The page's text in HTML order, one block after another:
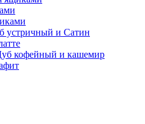
устричный и Сатин
кофейный и кашемир